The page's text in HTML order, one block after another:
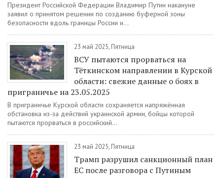
Президент Российской Федерации Владимир Путин накануне
заявил о принятом решении по созданию буферной зоны
безопасности вдоль границы России и...
23 май 2025, Пятница
ВСУ пытаются прорваться на
Тёткинском направлении в Курской
области: свежие данные о боях в
приграничье на 23.05.2025
В приграничье Курской области сохраняется напряжённая
обстановка из-за действий украинской армии, бойцы которой
пытаются прорваться в российский...
23 май 2025, Пятница
Трамп разрушил санкционный план
ЕС после разговора с Путиным